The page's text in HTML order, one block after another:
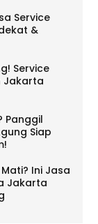
Service
&
Service
Jakarta
Panggil
Siap
Ini Jasa
Jakarta